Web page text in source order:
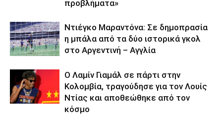
προβλήματα»
Ντιέγκο Μαραντόνα: Σε δημοπρασία
η μπάλα από τα δύο ιστορικά γκολ
στο Αργεντινή – Αγγλία
Ο Λαμίν Γιαμάλ σε πάρτι στην
Κολομβία, τραγούδησε για τον Λουίς
Ντίας και αποθεώθηκε από τον
κόσμο